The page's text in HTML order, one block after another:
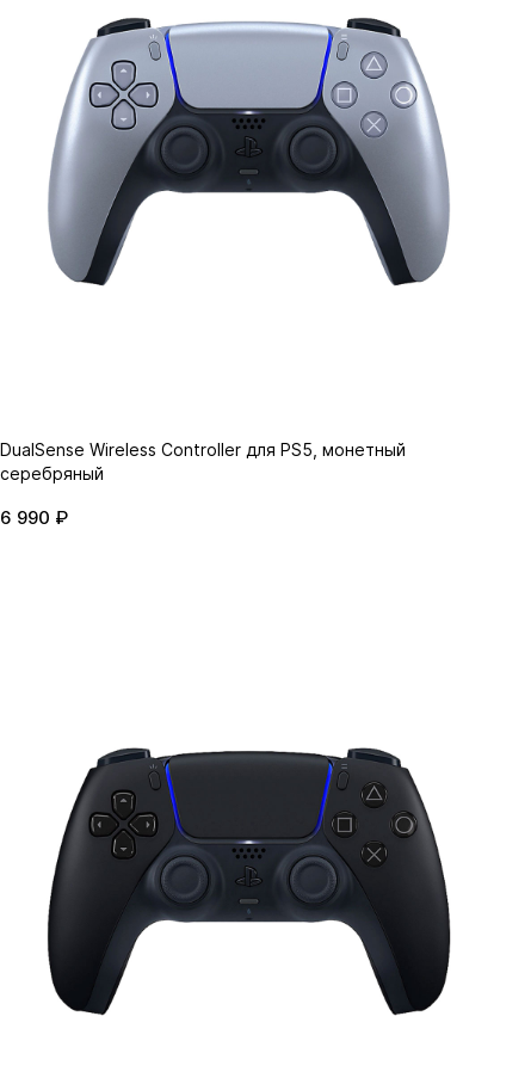
DualSense Wireless Controller для PS5, монетный
серебряный
6 990 ₽